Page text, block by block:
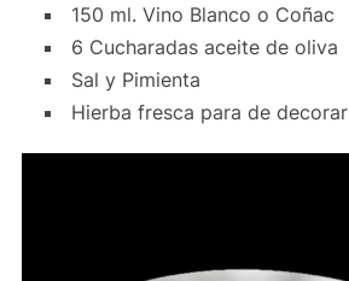
150 ml. Vino Blanco o Coñac
6 Cucharadas aceite de oliva
Sal y Pimienta
Hierba fresca para de decorar